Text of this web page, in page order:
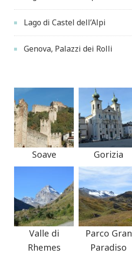
Lago di Castel dell’Alpi
Genova, Palazzi dei Rolli
Soave Gorizia
Valle di
Rhemes
Parco Gran
Paradiso